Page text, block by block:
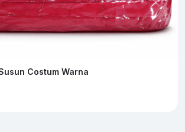
Costum Warna